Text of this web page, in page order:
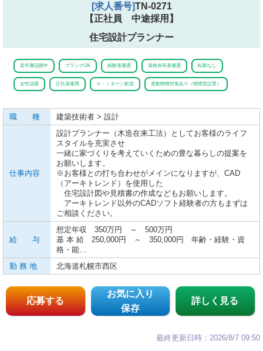
[求人番号]TN-0271
【正社員 中途採用】
住宅設計プランナー
若年層活躍中 ブランクOK 経験者優遇 資格保有者優遇 転勤なし
女性活躍 正社員雇用 Ｕ・Ｉターン歓迎 受動喫煙対策あり（喫煙室設置）
職 種 建築技術者 > 設計
仕事内容
設計プランナー（木造在来工法）としてお客様のライフ
スタイルを充実させ
一緒に家づくりを考えていくための豊な暮らしの提案を
お願いします。
※お客様との打ち合わせがメインになりますが、CAD
（アーキトレンド）を使用した
住宅設計図や見積書の作成などもお願いします。
アーキトレンド以外のCADソフト経験者の方もまずは
ご相談ください。
給 与
想定年収 350万円 ～ 500万円
基 本 給 250,000円 ～ 350,000円 年齢・経験・資
格・能…
勤 務 地
北海道札幌市西区
応募する
お気に入り
保存
詳しく見る
最終更新日時：2026/8/7 09:50